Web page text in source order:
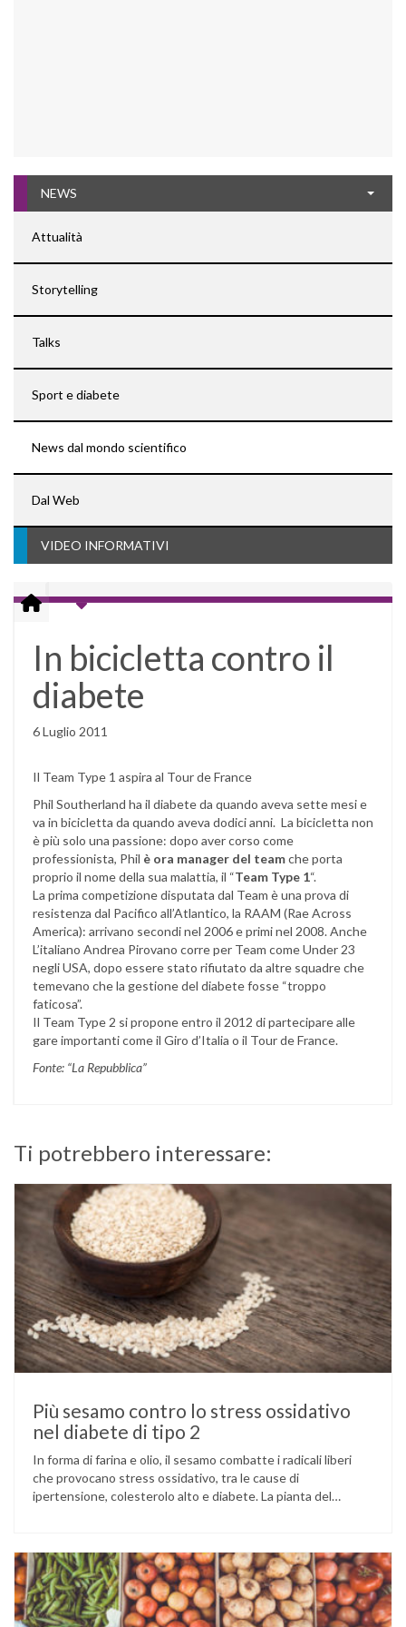
NEWS
Attualità
Storytelling
Talks
Sport e diabete
News dal mondo scientifico
Dal Web
VIDEO INFORMATIVI
In bicicletta contro il
diabete
6 Luglio 2011
Il Team Type 1 aspira al Tour de France
Phil Southerland ha il diabete da quando aveva sette mesi e
va in bicicletta da quando aveva dodici anni. La bicicletta non
è più solo una passione: dopo aver corso come
professionista, Phil è ora manager del teamche porta
proprio il nome della sua malattia, il “Team Type 1“.
La prima competizione disputata dal Team è una prova di
resistenza dal Pacifico all’Atlantico, la RAAM (Rae Across
America): arrivano secondi nel 2006 e primi nel 2008. Anche
L’italiano Andrea Pirovano corre per Team come Under 23
negli USA, dopo essere stato rifiutato da altre squadre che
temevano che la gestione del diabete fosse “troppo
faticosa”.
Il Team Type 2 si propone entro il 2012 di partecipare alle
gare importanti come il Giro d’Italia o il Tour de France.
Fonte: “La Repubblica”
Ti potrebbero interessare:
Più sesamo contro lo stress ossidativo
nel diabete di tipo 2
In forma di farina e olio, il sesamo combatte i radicali liberi
che provocano stress ossidativo, tra le cause di
ipertensione, colesterolo alto e diabete. La pianta del
utilizzati per la preparazione di numerosi piatti, ma …